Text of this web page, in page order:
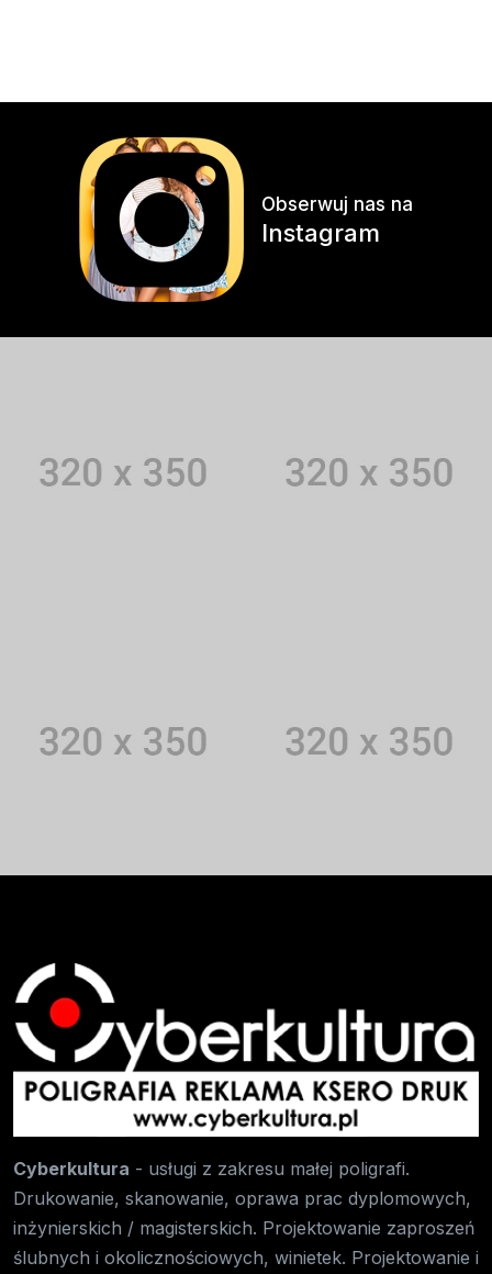
Obserwuj nas na
Instagram
Cyberkultura - usługi z zakresu małej poligrafi.
Drukowanie, skanowanie, oprawa prac dyplomowych,
inżynierskich / magisterskich. Projektowanie zaproszeń
ślubnych i okolicznościowych, winietek. Projektowanie i